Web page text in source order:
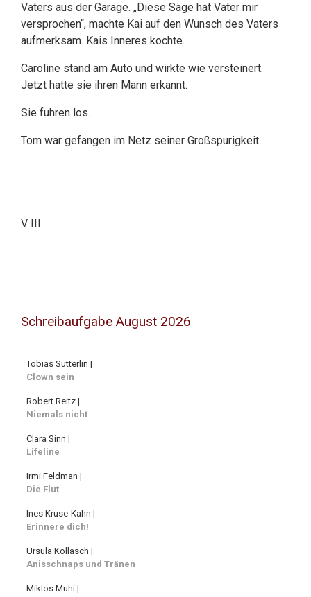
Vaters aus der Garage. „Diese Säge hat Vater mir
versprochen“, machte Kai auf den Wunsch des Vaters
aufmerksam. Kais Inneres kochte.
Caroline stand am Auto und wirkte wie versteinert.
Jetzt hatte sie ihren Mann erkannt.
Sie fuhren los.
Tom war gefangen im Netz seiner Großspurigkeit.
V III
Schreibaufgabe August 2026
Tobias Sütterlin |
Clown sein
Robert Reitz |
Niemals nicht
Clara Sinn |
Lifeline
Irmi Feldman |
Die Flut
Ines Kruse-Kahn |
Erinnere dich!
Ursula Kollasch |
Anisschnaps und Tränen
Miklos Muhi |